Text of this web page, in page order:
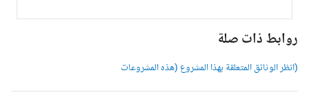
روابط ذات صلة
(انظر الوثائق المتعلقة بهذا المشروع (هذه المشروعات